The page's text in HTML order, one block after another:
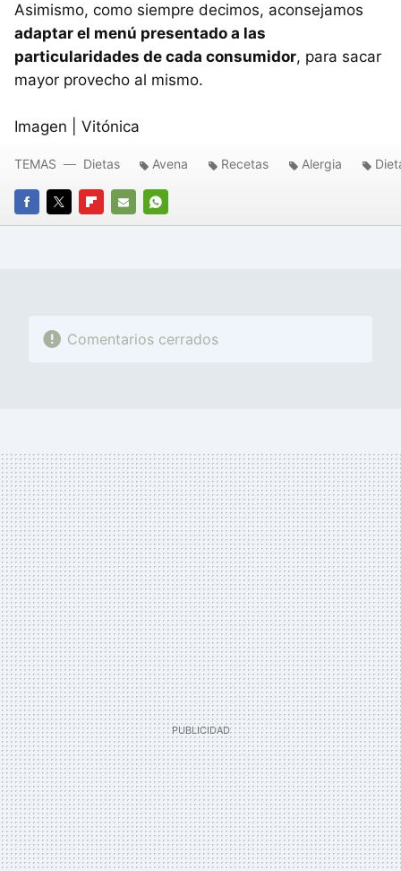
Asimismo, como siempre decimos, aconsejamos
adaptar el menú presentado a las
particularidades de cada consumidor, para sacar
mayor provecho al mismo.
Imagen | Vitónica
FACEBOOK
TWITTERFLIPBOARD
E-
WHATSAPP
TEMAS Dietas Avena Recetas Alergia
Comentarios cerrados